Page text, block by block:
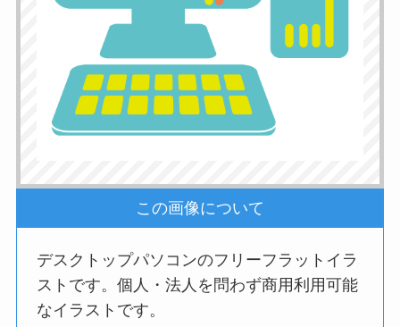
この画像について
デスクトップパソコンのフリーフラットイラ
ストです。個人・法人を問わず商用利用可能
なイラストです。